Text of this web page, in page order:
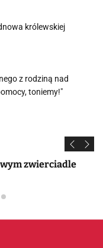
królewskiej
z rodziną nad
toniemy!"
zwierciadle